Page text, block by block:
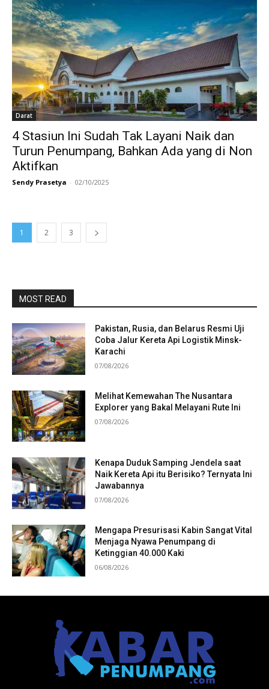
Darat
4 Stasiun Ini Sudah Tak Layani Naik dan
Turun Penumpang, Bahkan Ada yang di Non
Aktifkan
Sendy Prasetya - 02/10/2025
1 2 3
MOST READ
Pakistan, Rusia, dan Belarus Resmi Uji
Coba Jalur Kereta Api Logistik Minsk-
Karachi
07/08/2026
Melihat Kemewahan The Nusantara
Explorer yang Bakal Melayani Rute Ini
07/08/2026
Kenapa Duduk Samping Jendela saat
Naik Kereta Api itu Berisiko? Ternyata Ini
Jawabannya
07/08/2026
Mengapa Presurisasi Kabin Sangat Vital
Menjaga Nyawa Penumpang di
Ketinggian 40.000 Kaki
06/08/2026